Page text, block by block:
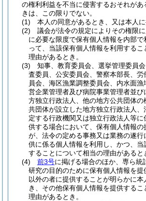
の権利利益を不当に侵害するおそれがあ
きは、この限りでない。
(1)
本人の同意があるとき、又は本人に
(2)
議会が法令の規定によりその権限
に必要な限度で保有個人情報を内部で
って、当該保有個人情報を利用する
理由があるとき。
(3)
知事、教育委員会、選挙管理委員
査委員、公安委員会、警察本部長、労
員会、海区漁業調整委員会、内水面
営企業管理者及び病院事業管理者並び
方独立行政法人、他の地方公共団体の
共団体が設立した地方独立行政法人、
定する行政機関又は独立行政法人等に
供する場合において、保有個人情報の
が、法令の定める事務又は業務の遂行
供に係る個人情報を利用し、かつ、当
することについて相当の理由があると
(4)
前3号に掲げる場合のほか、専ら統
研究の目的のために保有個人情報を提
以外の者に提供することが明らかに本
き、その他保有個人情報を提供する
理由があるとき。